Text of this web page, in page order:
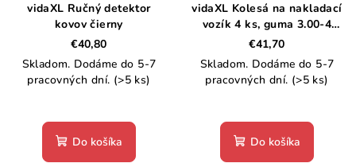
vidaXL Ručný detektor
kovov čierny
€40,80
Skladom. Dodáme do 5-7
pracovných dní. (>5 ks)
Do košíka
vidaXL Kolesá na nakladací
vozík 4 ks, guma 3.00-4
(245x82)
€41,70
Skladom. Dodáme do 5-7
pracovných dní. (>5 ks)
Do košíka